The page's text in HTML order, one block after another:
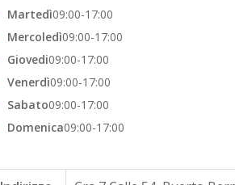
Martedì09:00-17:00
Mercoledì09:00-17:00
Giovedi09:00-17:00
Venerdì09:00-17:00
Sabato09:00-17:00
Domenica09:00-17:00